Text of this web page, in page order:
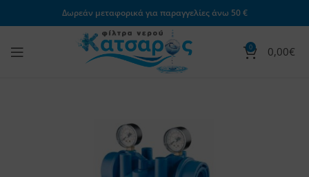
Δωρεάν μεταφορικά για παραγγελίες άνω 50 €
0 0,00€